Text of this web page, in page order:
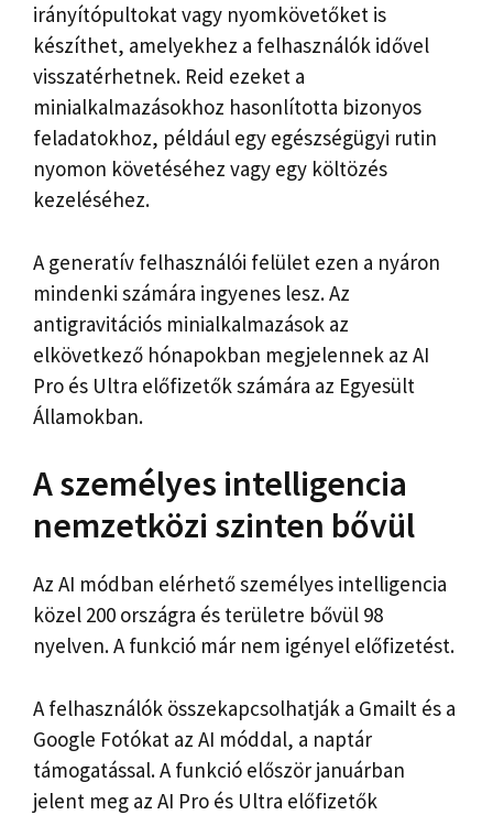
irányítópultokat vagy nyomkövetőket is
készíthet, amelyekhez a felhasználók idővel
visszatérhetnek. Reid ezeket a
minialkalmazásokhoz hasonlította bizonyos
feladatokhoz, például egy egészségügyi rutin
nyomon követéséhez vagy egy költözés
kezeléséhez.
A generatív felhasználói felület ezen a nyáron
mindenki számára ingyenes lesz. Az
antigravitációs minialkalmazások az
elkövetkező hónapokban megjelennek az AI
Pro és Ultra előfizetők számára az Egyesült
Államokban.
A személyes intelligencia
nemzetközi szinten bővül
Az AI módban elérhető személyes intelligencia
közel 200 országra és területre bővül 98
nyelven. A funkció már nem igényel előfizetést.
A felhasználók összekapcsolhatják a Gmailt és a
Google Fotókat az AI móddal, a naptár
támogatással. A funkció először januárban
jelent meg az AI Pro és Ultra előfizetők